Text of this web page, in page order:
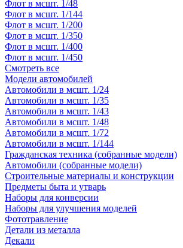
Флот в мсшт. 1/48
Флот в мсшт. 1/144
Флот в мсшт. 1/200
Флот в мсшт. 1/350
Флот в мсшт. 1/400
Флот в мсшт. 1/450
Смотреть все
Модели автомобилей
Автомобили в мсшт. 1/24
Автомобили в мсшт. 1/35
Автомобили в мсшт. 1/43
Автомобили в мсшт. 1/48
Автомобили в мсшт. 1/72
Автомобили в мсшт. 1/144
Гражданская техника (собранные модели)
Автомобили (собранные модели)
Строительные материалы и конструкции
Предметы быта и утварь
Наборы для конверсии
Наборы для улучшения моделей
Фототравление
Детали из металла
Декали